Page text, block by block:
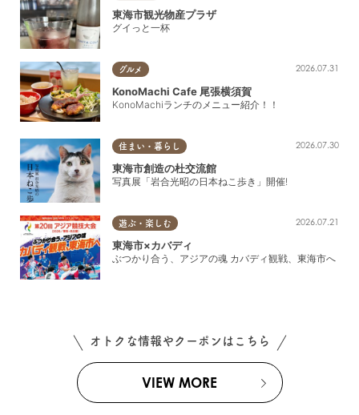
東海市観光物産プラザ
グイっと一杯
グルメ 2026.07.31
KonoMachi Cafe 尾張横須賀
KonoMachiランチのメニュー紹介！！
住まい・暮らし 2026.07.30
東海市創造の杜交流館
写真展「岩合光昭の日本ねこ歩き」開催!
遊ぶ・楽しむ 2026.07.21
東海市×カバディ
ぶつかり合う、アジアの魂 カバディ観戦、東海市へ
オトクな情報やクーポンはこちら
VIEW MORE